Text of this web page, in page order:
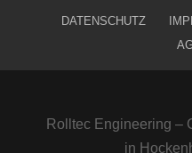
DATENSCHUTZ
Rolltec Engineering –
in